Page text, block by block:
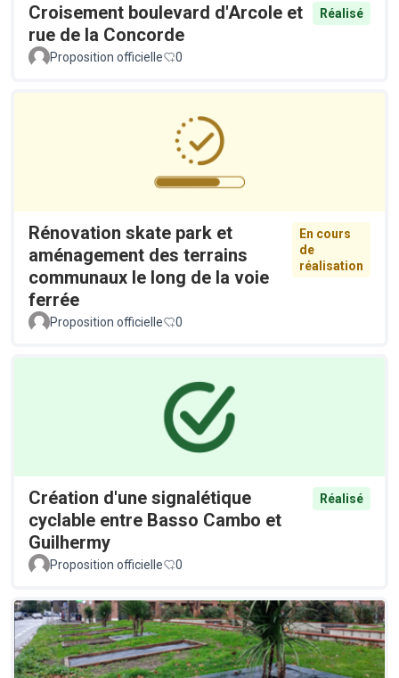
Croisement boulevard d'Arcole et
rue de la Concorde
Réalisé
Proposition officielle 0
Rénovation skate park et
aménagement des terrains
communaux le long de la voie
ferrée
En cours
de
réalisation
Proposition officielle 0
Création d'une signalétique
cyclable entre Basso Cambo et
Guilhermy
Réalisé
Proposition officielle 0